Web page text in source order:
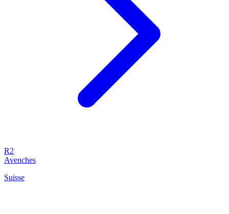
R2
Avenches
Suisse